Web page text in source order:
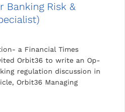
Banking Risk &
a Financial Times
Orbit36 to write an Op-
regulation discussion in
Orbit36 Managing